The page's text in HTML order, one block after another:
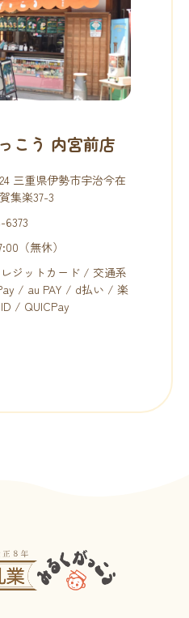
こう 内宮前店
三重県伊勢市宇治今在
集楽37-3
6373
（無休）
ジットカード / 交通系
/ au PAY / d払い / 楽
/ QUICPay